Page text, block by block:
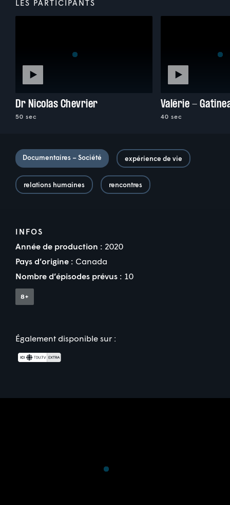
LES PARTICIPANTS
Dr Nicolas Chevrier
50 sec
Valérie -
40 sec
Documentaires – Société expérience de vie
relations humaines rencontres
INFOS
Année de production : 2020
Pays d’origine : Canada
Nombre d’épisodes prévus : 10
Également disponible sur :